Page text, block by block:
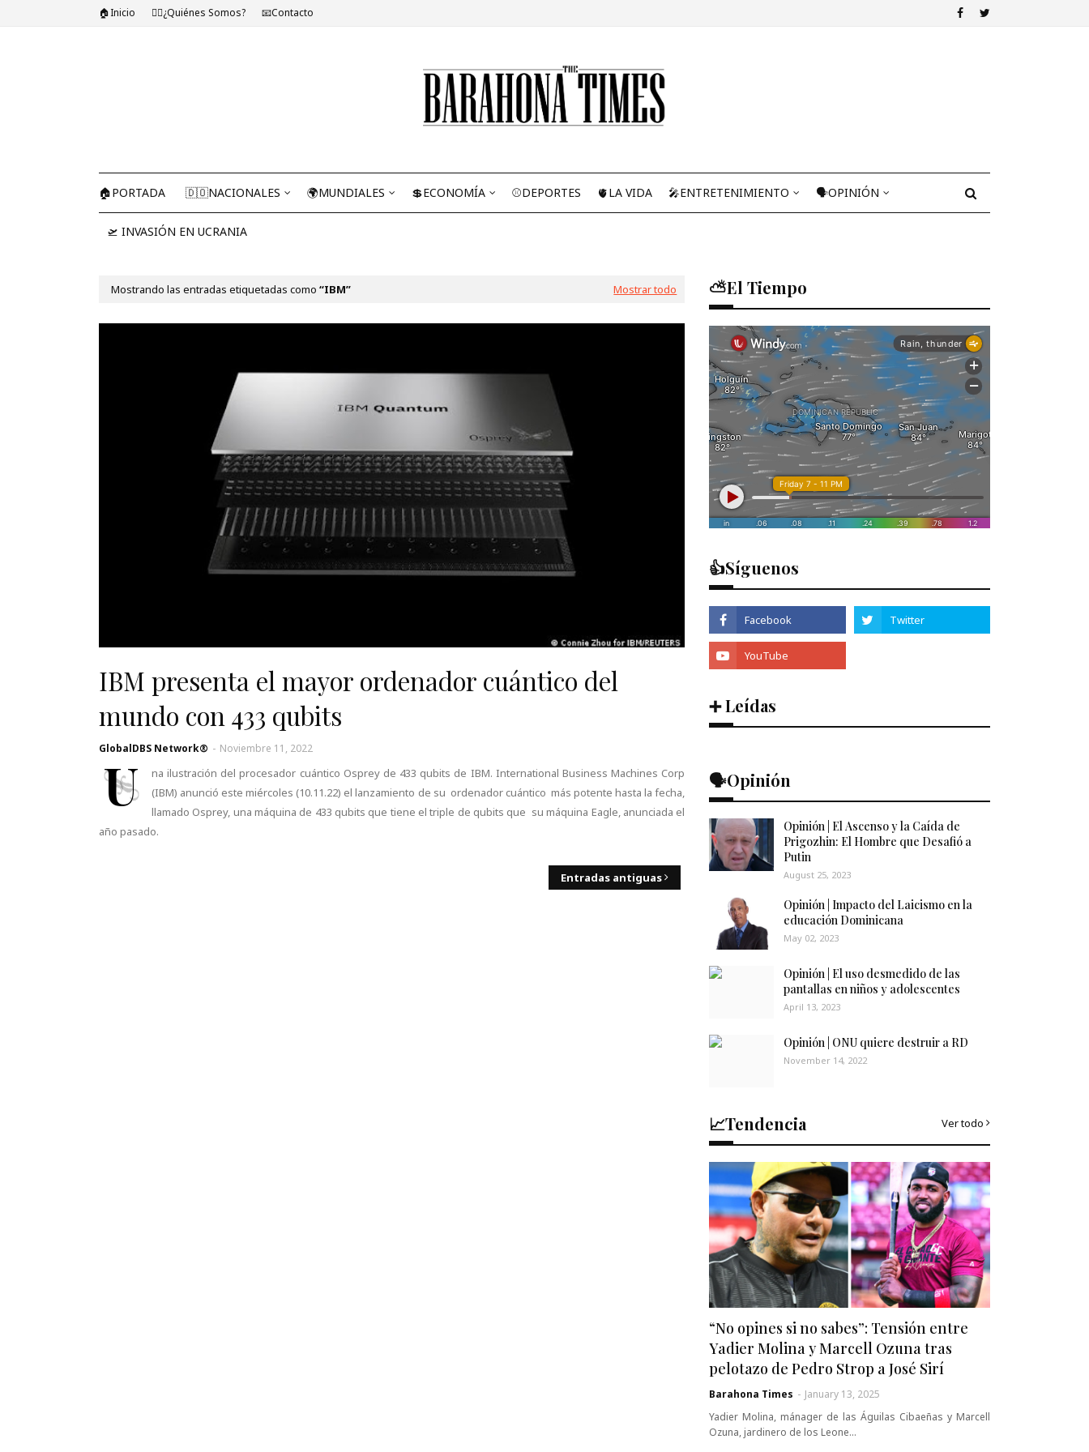
🏠Inicio 🤷‍♂️¿Quiénes Somos? 📧Contacto
🏠PORTADA 🇩🇴NACIONALES 🌍MUNDIALES 💲ECONOMÍA ⚾DEPORTES 🫀LA VIDA 🎤ENTRETENIMIENTO 🗣OPINIÓN
🛫 INVASIÓN EN UCRANIA
Mostrando las entradas etiquetadas como IBM Mostrar todo
IBM presenta el mayor ordenador cuántico del
mundo con 433 qubits
GlobalDBS Network® - Noviembre 11, 2022
U
na ilustración del procesador cuántico Osprey de 433 qubits de IBM. International Business Machines Corp
(IBM) anunció este miércoles (10.11.22) el lanzamiento de su ordenador cuántico más potente hasta la fecha,
llamado Osprey, una máquina de 433 qubits que tiene el triple de qubits que su máquina Eagle, anunciada el
año pasado.
Entradas antiguas
⛅El Tiempo
👍Síguenos
➕ Leídas
🗣️Opinión
Opinión | El Ascenso y la Caída de
Prigozhin: El Hombre que Desafió a
Putin
August 25, 2023
Opinión | Impacto del Laicismo en la
educación Dominicana
May 02, 2023
Opinión | El uso desmedido de las
pantallas en niños y adolescentes
April 13, 2023
Opinión | ONU quiere destruir a RD
November 14, 2022
📈Tendencia Ver todo
“No opines si no sabes”: Tensión entre
Yadier Molina y Marcell Ozuna tras
pelotazo de Pedro Strop a José Sirí
Barahona Times - January 13, 2025
Yadier Molina, mánager de las Águilas Cibaeñas y Marcell
Ozuna, jardinero de los Leone…